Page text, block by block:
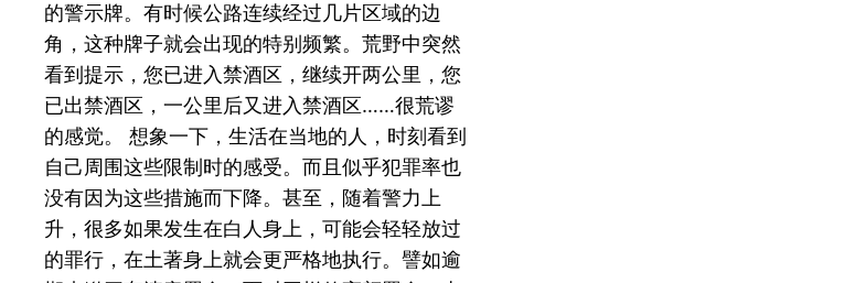
的警示牌。有时候公路连续经过几片区域的边
角，这种牌子就会出现的特别频繁。荒野中突然
看到提示，您已进入禁酒区，继续开两公里，您
已出禁酒区，一公里后又进入禁酒区……很荒谬
的感觉。 想象一下，生活在当地的人，时刻看到
自己周围这些限制时的感受。而且似乎犯罪率也
没有因为这些措施而下降。甚至，随着警力上
升，很多如果发生在白人身上，可能会轻轻放过
的罪行，在土著身上就会更严格地执行。譬如逾